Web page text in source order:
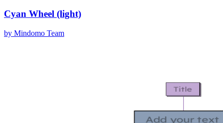
Cyan Wheel (light)
by Mindomo Team